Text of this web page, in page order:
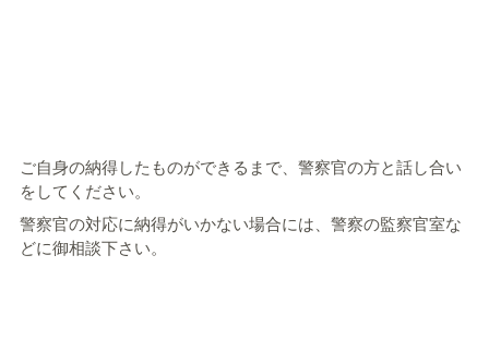
ご自身の納得したものができるまで、警察官の方と話し合い
をしてください。
警察官の対応に納得がいかない場合には、警察の監察官室な
どに御相談下さい。